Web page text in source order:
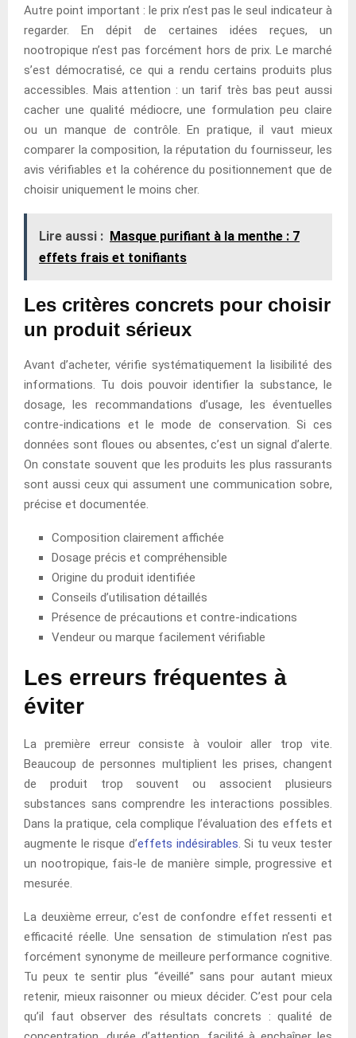
Autre point important : le prix n’est pas le seul indicateur à
regarder. En dépit de certaines idées reçues, un
nootropique n’est pas forcément hors de prix. Le marché
s’est démocratisé, ce qui a rendu certains produits plus
accessibles. Mais attention : un tarif très bas peut aussi
cacher une qualité médiocre, une formulation peu claire
ou un manque de contrôle. En pratique, il vaut mieux
comparer la composition, la réputation du fournisseur, les
avis vérifiables et la cohérence du positionnement que de
choisir uniquement le moins cher.
Lire aussi : Masque purifiant à la menthe : 7
effets frais et tonifiants
Les critères concrets pour choisir
un produit sérieux
Avant d’acheter, vérifie systématiquement la lisibilité des
informations. Tu dois pouvoir identifier la substance, le
dosage, les recommandations d’usage, les éventuelles
contre-indications et le mode de conservation. Si ces
données sont floues ou absentes, c’est un signal d’alerte.
On constate souvent que les produits les plus rassurants
sont aussi ceux qui assument une communication sobre,
précise et documentée.
Composition clairement affichée
Dosage précis et compréhensible
Origine du produit identifiée
Conseils d’utilisation détaillés
Présence de précautions et contre-indications
Vendeur ou marque facilement vérifiable
Les erreurs fréquentes à
éviter
La première erreur consiste à vouloir aller trop vite.
Beaucoup de personnes multiplient les prises, changent
de produit trop souvent ou associent plusieurs
substances sans comprendre les interactions possibles.
Dans la pratique, cela complique l’évaluation des effets et
augmente le risque d’effets indésirables . Si tu veux tester
un nootropique, fais-le de manière simple, progressive et
mesurée.
La deuxième erreur, c’est de confondre effet ressenti et
efficacité réelle. Une sensation de stimulation n’est pas
forcément synonyme de meilleure performance cognitive.
Tu peux te sentir plus “éveillé” sans pour autant mieux
retenir, mieux raisonner ou mieux décider. C’est pour cela
qu’il faut observer des résultats concrets : qualité de